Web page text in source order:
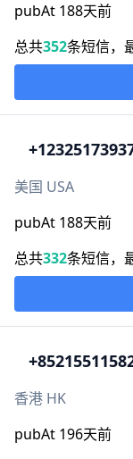
pubAt 188天前
总共352条短信，
+1
美国 USA
pubAt 188天前
总共332条短信，
+852
香港 HK
pubAt 196天前